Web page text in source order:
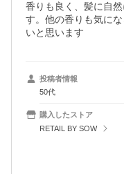
香りも良く、髪に自
す。他の香りも気に
いと思います
投稿者情報
50代
購入したストア
RETAIL BY SOW